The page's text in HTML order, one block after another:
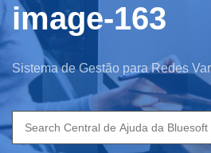
image-163
Sistema de Gestão para Redes
Search
for: